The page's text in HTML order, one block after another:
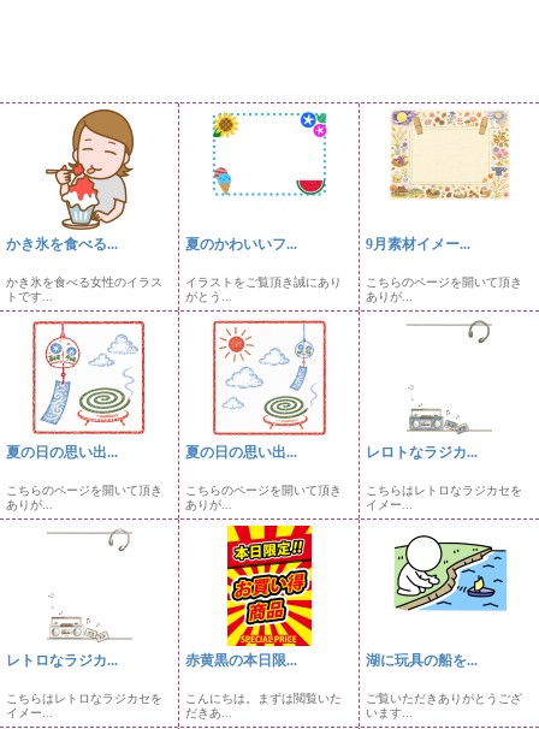
かき氷を食べる...
かき氷を食べる女性のイラス
トです...
夏のかわいいフ...
イラストをご覧頂き誠にあり
がとう...
9月素材イメー...
こちらのページを開いて頂き
ありが...
夏の日の思い出...
こちらのページを開いて頂き
ありが...
夏の日の思い出...
こちらのページを開いて頂き
ありが...
レロトなラジカ...
こちらはレトロなラジカセを
イメー...
レトロなラジカ...
こちらはレトロなラジカセを
イメー...
赤黄黒の本日限...
こんにちは。まずは閲覧いた
だきあ...
湖に玩具の船を...
ご覧いただきありがとうござ
います...